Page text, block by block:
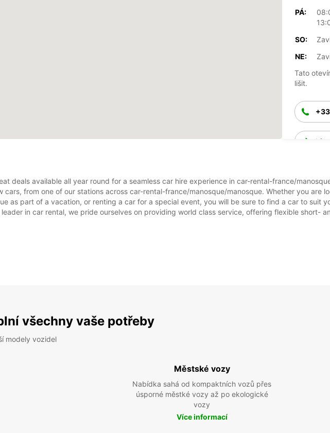
PÁ:
SO:
NE:
Tato
lišit.
deals available all year round for a seamless car hire experience in car-rental-france/
cars, from one of our stations across car-rental-france/manosque/manosque. Whether you are
as part of a vacation, or renting a car for a special event, you will be sure to find a car to suit
in car rental, we pride ourselves on providing world class service, offering flexible short-
všechny vaše potřeby
modely vozidel
Městské vozy
Nabídka sahá od kompaktních vozů přes
úsporné městké vozy až po ekologické
vozy
Více informací